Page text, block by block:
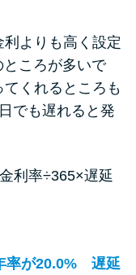
よりも高く設定
ころが多いで
くれるところも
でも遅れると発
利率÷365×遅延
率が20.0% 遅延